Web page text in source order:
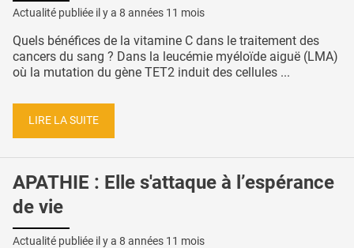
Actualité publiée il y a 8 années 11 mois
Quels bénéfices de la vitamine C dans le traitement des
cancers du sang ? Dans la leucémie myéloïde aiguë (LMA)
où la mutation du gène TET2 induit des cellules ...
LIRE LA SUITE
APATHIE : Elle s'attaque à l’espérance
de vie
Actualité publiée il y a 8 années 11 mois